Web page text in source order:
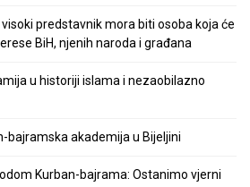
predstavnik mora biti osoba koja će
BiH, njenih naroda i građana
u historiji islama i nezaobilazno
bajramska akademija u Bijeljini
Kurban-bajrama: Ostanimo vjerni